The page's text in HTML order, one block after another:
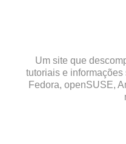
Um site que
tutoriais e
Fedora, openSUSE,